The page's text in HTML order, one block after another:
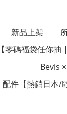
新品上架
零碼福袋任你抽
Bevis
配件【熱銷日本/